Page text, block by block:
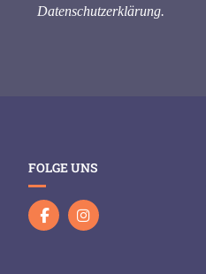
Datenschutzerklärung.
FOLGE UNS